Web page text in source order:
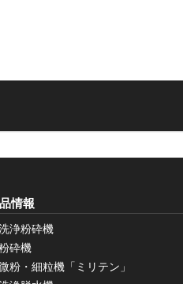
情報
浄粉砕機
砕機
粉・細粒機「ミリテン」